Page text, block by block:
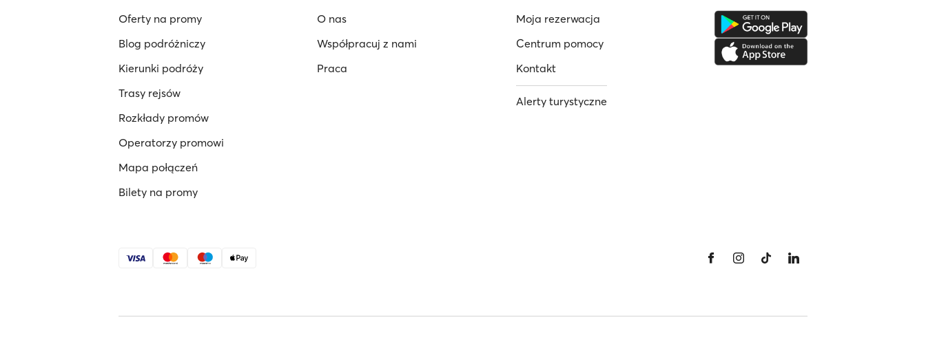
Oferty na promy
Blog podróżniczy
Kierunki podróży
Trasy rejsów
Rozkłady promów
Operatorzy promowi
Mapa połączeń
Bilety na promy
O nas
Współpracuj z nami
Praca
Moja rezerwacja
Centrum pomocy
Kontakt
Alerty turystyczne